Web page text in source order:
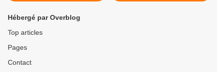
Hébergé par Overblog
Top articles
Pages
Contact